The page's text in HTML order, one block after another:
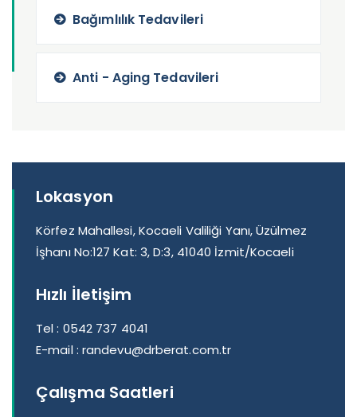
Bağımlılık Tedavileri
Anti - Aging Tedavileri
Lokasyon
Körfez Mahallesi, Kocaeli Valiliği Yanı, Üzülmez
İşhanı No:127 Kat: 3, D:3, 41040 İzmit/Kocaeli
Hızlı İletişim
Tel : 0542 737 4041
E-mail : randevu@drberat.com.tr
Çalışma Saatleri